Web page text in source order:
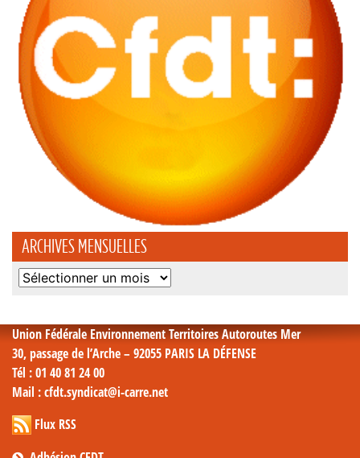
ARCHIVES MENSUELLES
Archives
Union Fédérale Environnement Territoires Autoroutes Mer
30, passage de l’Arche – 92055 PARIS LA DÉFENSE
Tél : 01 40 81 24 00
Mail : cfdt.syndicat@i-carre.net
Flux RSS